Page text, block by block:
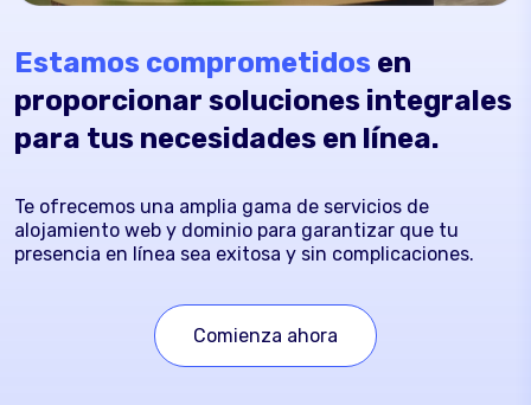
Estamos comprometidos en
proporcionar soluciones integrales
para tus necesidades en línea.
Te ofrecemos una amplia gama de servicios de
alojamiento web y dominio para garantizar que tu
presencia en línea sea exitosa y sin complicaciones.
Comienza ahora